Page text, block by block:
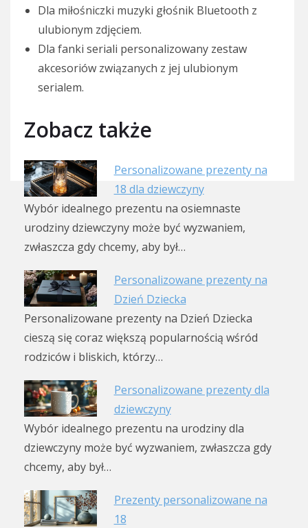
Dla miłośniczki muzyki głośnik Bluetooth z
ulubionym zdjęciem.
Dla fanki seriali personalizowany zestaw
akcesoriów związanych z jej ulubionym
serialem.
Zobacz także
Personalizowane prezenty na
18 dla dziewczyny
Wybór idealnego prezentu na osiemnaste
urodziny dziewczyny może być wyzwaniem,
zwłaszcza gdy chcemy, aby był…
Personalizowane prezenty na
Dzień Dziecka
Personalizowane prezenty na Dzień Dziecka
cieszą się coraz większą popularnością wśród
rodziców i bliskich, którzy…
Personalizowane prezenty dla
dziewczyny
Wybór idealnego prezentu na urodziny dla
dziewczyny może być wyzwaniem, zwłaszcza gdy
chcemy, aby był…
Prezenty personalizowane na
18